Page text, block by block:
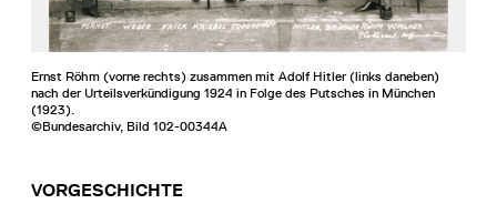
Ernst Röhm (vorne rechts) zusammen mit Adolf Hitler (links daneben)
nach der Urteilsverkündigung 1924 in Folge des Putsches in München
(1923).
©Bundesarchiv, Bild 102-00344A
VORGESCHICHTE